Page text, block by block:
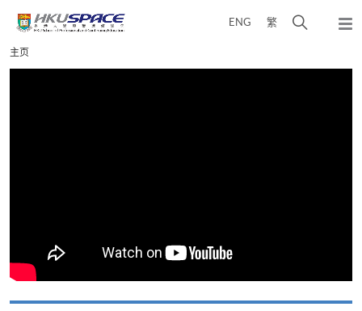
content
ENG 繁
弹
Main
content
主页